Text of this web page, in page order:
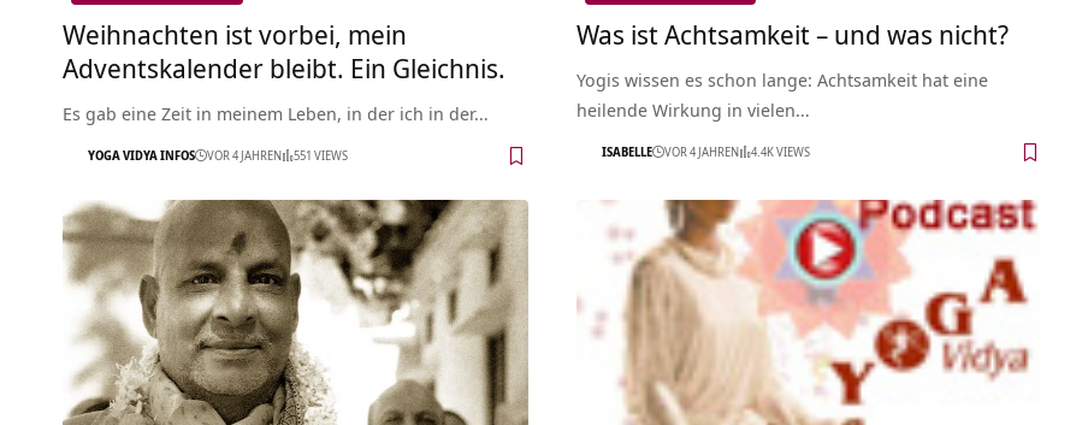
Weihnachten ist vorbei, mein
Adventskalender bleibt. Ein Gleichnis.
Es gab eine Zeit in meinem Leben, in der ich in der…
YOGA VIDYA INFOS VOR 4 JAHREN 551 VIEWS
Was ist Achtsamkeit – und was nicht?
Yogis wissen es schon lange: Achtsamkeit hat eine
heilende Wirkung in vielen…
ISABELLE VOR 4 JAHREN 4.4K VIEWS